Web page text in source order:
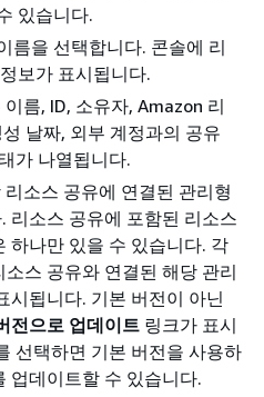
있습니다.
름을 선택합니다. 콘솔에 리
보가 표시됩니다.
름, ID, 소유자, Amazon 리
날짜, 외부 계정과의 공유
가 나열됩니다.
소스 공유에 연결된 관리형
리소스 공유에 포함된 리소스
하나만 있을 수 있습니다. 각
스 공유와 연결된 해당 관리
시됩니다. 기본 버전이 아닌
전으로 업데이트 링크가 표시
선택하면 기본 버전을 사용하
업데이트할 수 있습니다.